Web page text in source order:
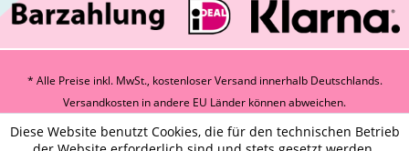
* Alle Preise inkl. MwSt., kostenloser Versand innerhalb Deutschlands.
Versandkosten in andere EU Länder können abweichen.
Diese Website benutzt Cookies, die für den technischen Betrieb